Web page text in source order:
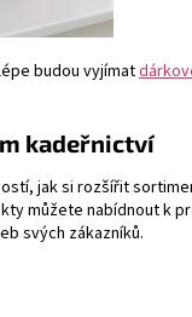
budou vyjímat
kadeřnictví
jak si rozšířit
můžete nabídnout k
svých zákazníků.